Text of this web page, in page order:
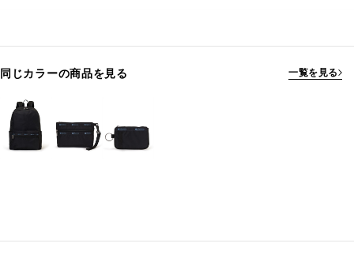
同じカラーの商品を見る 一覧を見る